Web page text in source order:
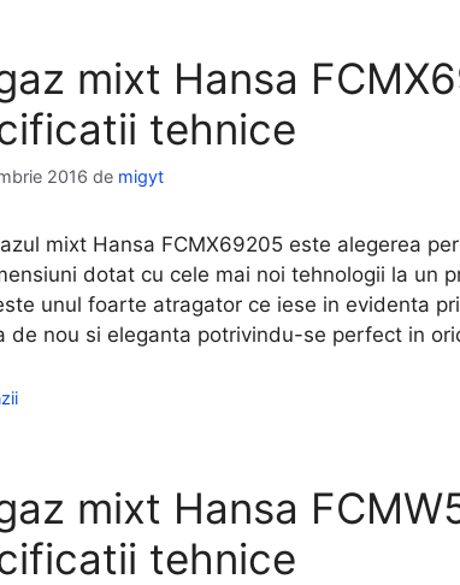
mixt Hansa
tehnice
2016 de migyt
mixt Hansa FCMX69205 este alegerea
dotat cu cele mai noi tehnologii la un
unul foarte atragator ce iese in evidenta
de nou si eleganta potrivindu-se perfect in
mixt Hansa
tehnice